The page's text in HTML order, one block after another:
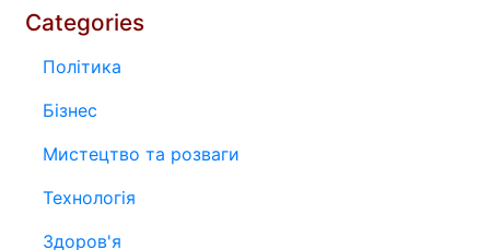
Categories
Політика
Бізнес
Мистецтво та розваги
Технологія
Здоров'я